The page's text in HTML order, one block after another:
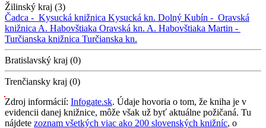
Žilinský kraj (3)
Čadca - Kysucká knižnica Kysucká kn. Dolný Kubín - Oravská
knižnica A. Habovštiaka Oravská kn. A. Habovštiaka Martin -
Turčianska knižnica Turčianska kn.
Bratislavský kraj (0)
Trenčiansky kraj (0)
Zdroj informácií: Infogate.sk. Údaje hovoria o tom, že kniha je v
evidencii danej knižnice, môže však už byť aktuálne požičaná. Tu
nájdete zoznam všetkých viac ako 200 slovenských knižníc, o